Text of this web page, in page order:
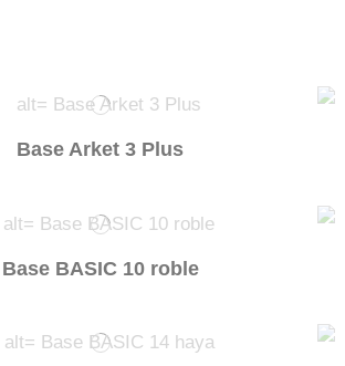
Base Arket 3 Plus
Base BASIC 10 roble